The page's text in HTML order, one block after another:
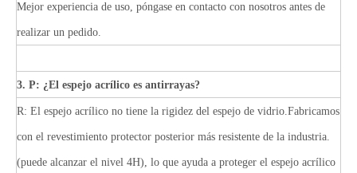
Mejor experiencia de uso, póngase en contacto con nosotros antes de
realizar un pedido.
3. P: ¿El espejo acrílico es antirrayas?
R: El espejo acrílico no tiene la rigidez del espejo de vidrio.Fabricamos
con el revestimiento protector posterior más resistente de la industria.
(puede alcanzar el nivel 4H), lo que ayuda a proteger el espejo acrílico